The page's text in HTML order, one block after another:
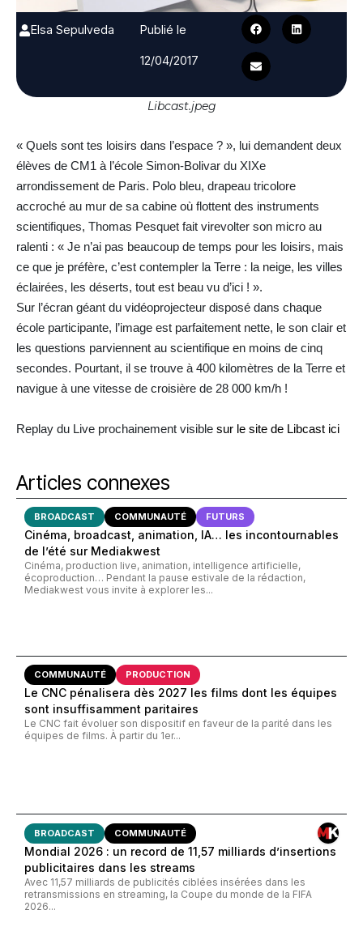
Elsa Sepulveda
Publié le
12/04/2017
Libcast.jpeg
« Quels sont tes loisirs dans l’espace ? », lui demandent deux
élèves de CM1 à l’école Simon-Bolivar du XIXe
arrondissement de Paris. Polo bleu, drapeau tricolore
accroché au mur de sa cabine où flottent des instruments
scientifiques, Thomas Pesquet fait virevolter son micro au
ralenti : « Je n’ai pas beaucoup de temps pour les loisirs, mais
ce que je préfère, c’est contempler la Terre : la neige, les villes
éclairées, les déserts, tout est beau vu d’ici ! ».
Sur l’écran géant du vidéoprojecteur disposé dans chaque
école participante, l’image est parfaitement nette, le son clair et
les questions parviennent au scientifique en moins de cinq
secondes. Pourtant, il se trouve à 400 kilomètres de la Terre et
navigue à une vitesse de croisière de 28 000 km/h !
Replay du Live prochainement visible sur le site de Libcast ici
Articles connexes
BROADCAST COMMUNAUTÉ FUTURS
Cinéma, broadcast, animation, IA… les incontournables
de l’été sur Mediakwest
Cinéma, production live, animation, intelligence artificielle,
écoproduction… Pendant la pause estivale de la rédaction,
Mediakwest vous invite à explorer les...
COMMUNAUTÉ PRODUCTION
Le CNC pénalisera dès 2027 les films dont les équipes
sont insuffisamment paritaires
Le CNC fait évoluer son dispositif en faveur de la parité dans les
équipes de films. À partir du 1er...
BROADCAST COMMUNAUTÉ
Mondial 2026 : un record de 11,57 milliards d’insertions
publicitaires dans les streams
Avec 11,57 milliards de publicités ciblées insérées dans les
retransmissions en streaming, la Coupe du monde de la FIFA
2026...